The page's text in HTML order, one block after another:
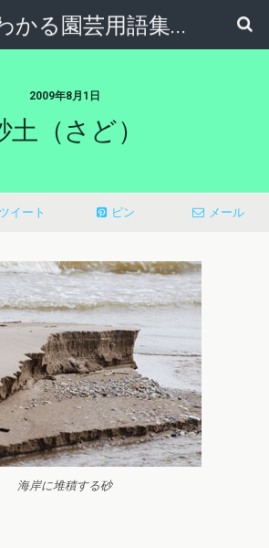
写真でわかる園芸用語集｜見て納得！かんたんガーデニング用語辞典
2009年8月1日
土（さど）
ツイート ピン メール
海岸に堆積する砂